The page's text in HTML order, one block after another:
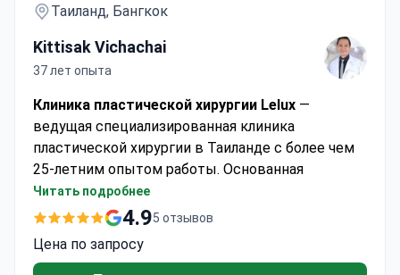
Таиланд, Бангкок
Kittisak Vichachai
37 лет опыта
Клиника пластической хирургии Lelux —
ведущая специализированная клиника
пластической хирургии в Таиланде с более чем
25-летним опытом работы. Основанная
сертифицированным пластическим хирургом д-
ром Киттисаком Вичачаем, клиника
реконструктивных процедур в строгом
Читать подробнее
4.95 отзывов
Цена по запросу